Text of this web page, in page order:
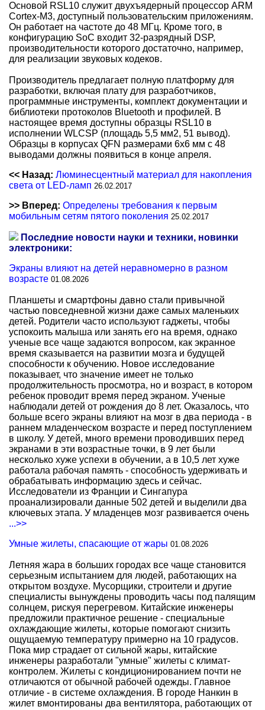
Основой RSL10 служит двухъядерный процессор ARM
Cortex-M3, доступный пользовательским приложениям.
Он работает на частоте до 48 МГц. Кроме того, в
конфигурацию SoC входит 32-разрядный DSP,
производительности которого достаточно, например,
для реализации звуковых кодеков.
Производитель предлагает полную платформу для
разработки, включая плату для разработчиков,
программные инструменты, комплект документации и
библиотеки протоколов Bluetooth и профилей. В
настоящее время доступны образцы RSL10 в
исполнении WLCSP (площадь 5,5 мм2, 51 вывод).
Образцы в корпусах QFN размерами 6x6 мм с 48
выводами должны появиться в конце апреля.
<< Назад: Люминесцентный материал для накопления
света от LED-ламп 26.02.2017
>> Вперед: Определены требования к первым
мобильным сетям пятого поколения 25.02.2017
Последние новости науки и техники, новинки
электроники:
Экраны влияют на детей неравномерно в разном
возрасте 01.08.2026
Планшеты и смартфоны давно стали привычной
частью повседневной жизни даже самых маленьких
детей. Родители часто используют гаджеты, чтобы
успокоить малыша или занять его на время, однако
ученые все чаще задаются вопросом, как экранное
время сказывается на развитии мозга и будущей
способности к обучению. Новое исследование
показывает, что значение имеет не только
продолжительность просмотра, но и возраст, в котором
ребенок проводит время перед экраном. Ученые
наблюдали детей от рождения до 8 лет. Оказалось, что
больше всего экраны влияют на мозг в два периода - в
раннем младенческом возрасте и перед поступлением
в школу. У детей, много времени проводивших перед
экранами в эти возрастные точки, в 9 лет были
несколько хуже успехи в обучении, а в 10,5 лет хуже
работала рабочая память - способность удерживать и
обрабатывать информацию здесь и сейчас.
Исследователи из Франции и Сингапура
проанализировали данные 502 детей и выделили два
ключевых этапа. У младенцев мозг развивается очень
...>>
Умные жилеты, спасающие от жары 01.08.2026
Летняя жара в больших городах все чаще становится
серьезным испытанием для людей, работающих на
открытом воздухе. Мусорщики, строители и другие
специалисты вынуждены проводить часы под палящим
солнцем, рискуя перегревом. Китайские инженеры
предложили практичное решение - специальные
охлаждающие жилеты, которые помогают снизить
ощущаемую температуру примерно на 10 градусов.
Пока мир страдает от сильной жары, китайские
инженеры разработали "умные" жилеты с климат-
контролем. Жилеты с кондиционированием почти не
отличаются от обычной рабочей одежды. Главное
отличие - в системе охлаждения. В городе Нанкин в
жилет вмонтированы два вентилятора, работающих от